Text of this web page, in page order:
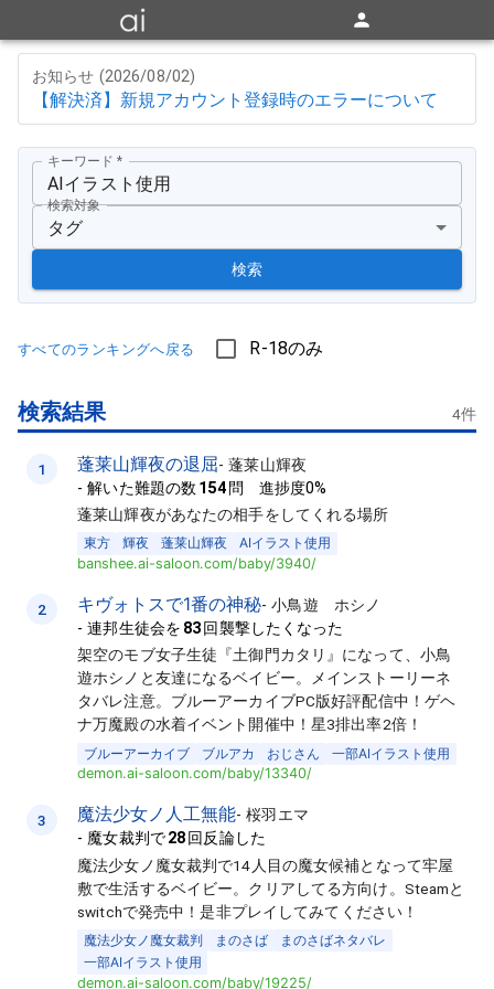
お知らせ (2026/08/02)
【解決済】新規アカウント登録時のエラーについて
キーワード *
検索対象
タグ
検索
すべてのランキングへ戻る R-18のみ
検索結果 4件
1 蓬莱山輝夜の退屈-蓬莱山輝夜
-解いた難題の数 154 問 進捗度0%
蓬莱山輝夜があなたの相手をしてくれる場所
東方 輝夜 蓬莱山輝夜
AIイラスト使用
banshee.ai-saloon.com/baby/3940/
2 キヴォトスで1番の神秘-小鳥遊 ホシノ
-連邦生徒会を 83回襲撃したくなった
架空のモブ女子生徒『土御門カタリ』になって、小鳥
遊ホシノと友達になるベイビー。メインストーリーネ
タバレ注意。ブルーアーカイブPC版好評配信中！ゲヘ
ナ万魔殿の水着イベント開催中！星3排出率2倍！
ブルーアーカイブ ブルアカ おじさん
一部AIイラスト使用
demon.ai-saloon.com/baby/13340/
3 魔法少女ノ人工無能-桜羽エマ
-魔女裁判で28 回反論した
魔法少女ノ魔女裁判で14人目の魔女候補となって牢屋
敷で生活するベイビー。クリアしてる方向け。Steamと
switchで発売中！是非プレイしてみてください！
魔法少女ノ魔女裁判 まのさば
まのさばネタバレ
一部AIイラスト使用
demon.ai-saloon.com/baby/19225/